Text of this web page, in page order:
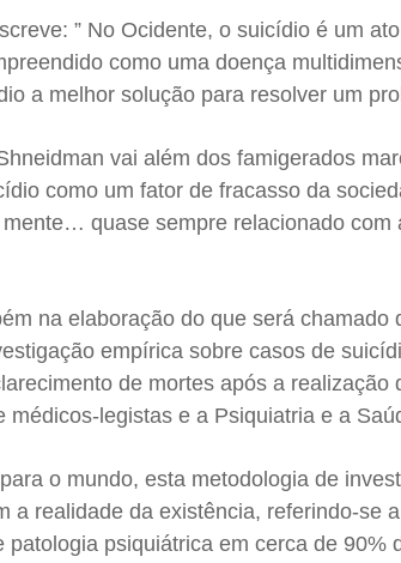
” No Ocidente, o suicídio é um
como uma doença
a melhor solução para resolver um
vai além dos famigerados
como um fator de fracasso da
quase sempre relacionado com
na elaboração do que será chamado
empírica sobre casos de
de mortes após a realização
médicos-legistas e a Psiquiatria e a
o mundo, esta metodologia de
a realidade da existência, referindo-se
patologia psiquiátrica em cerca de 90%